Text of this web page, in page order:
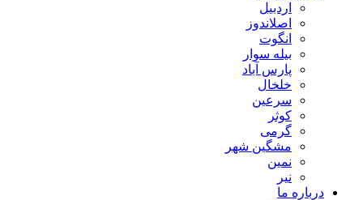
اردبیل
اصلاندوز
انگوت
بیله سوار
پارس آباد
خلخال
سرعین
کوثر
گرمی
مشگین شهر
نمین
نیر
درباره ما